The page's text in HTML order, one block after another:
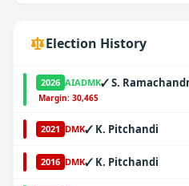
Election History
2026 AIADMK✓S.
·Margin: 30,465
2021 DMK✓ K. Pitchandi
2016 DMK✓ K. Pitchandi